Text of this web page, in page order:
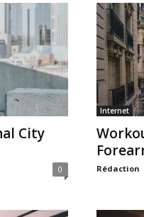
City
0
Internet
Rédaction